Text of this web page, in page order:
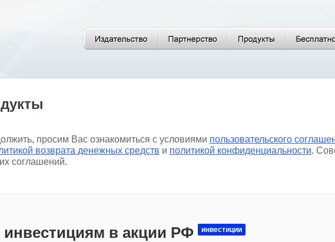
просим Вас ознакомиться с условиями пользовательского
возврата денежных средств и политикой конфиденциальности.
соглашений.
инвестициям в акции РФ инвестиции